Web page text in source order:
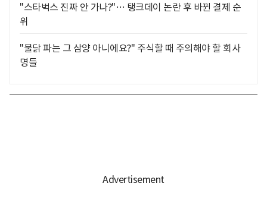
"스타벅스 진짜 안 가나?"… 탱크데이 논란 후 바뀐 결제 순
위
"불닭 파는 그 삼양 아니에요?" 주식할 때 주의해야 할 회사
명들